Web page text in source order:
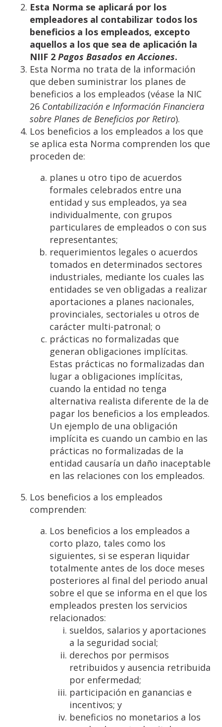
Esta Norma se aplicará por los
empleadores al contabilizar todos los
beneficios a los empleados, excepto
aquellos a los que sea de aplicación la
NIIF 2 Pagos Basados en Acciones.
Esta Norma no trata de la información
que deben suministrar los planes de
beneficios a los empleados (véase la NIC
26 Contabilización e Información Financiera
sobre Planes de Beneficios por Retiro).
Los beneficios a los empleados a los que
se aplica esta Norma comprenden los que
proceden de:
planes u otro tipo de acuerdos
formales celebrados entre una
entidad y sus empleados, ya sea
individualmente, con grupos
particulares de empleados o con sus
representantes;
requerimientos legales o acuerdos
tomados en determinados sectores
industriales, mediante los cuales las
entidades se ven obligadas a realizar
aportaciones a planes nacionales,
provinciales, sectoriales u otros de
carácter multi-patronal; o
prácticas no formalizadas que
generan obligaciones implícitas.
Estas prácticas no formalizadas dan
lugar a obligaciones implícitas,
cuando la entidad no tenga
alternativa realista diferente de la de
pagar los beneficios a los empleados.
Un ejemplo de una obligación
implícita es cuando un cambio en las
prácticas no formalizadas de la
entidad causaría un daño inaceptable
en las relaciones con los empleados.
Los beneficios a los empleados
comprenden:
Los beneficios a los empleados a
corto plazo, tales como los
siguientes, si se esperan liquidar
totalmente antes de los doce meses
posteriores al final del periodo anual
sobre el que se informa en el que los
empleados presten los servicios
relacionados:
sueldos, salarios y aportaciones
a la seguridad social;
derechos por permisos
retribuidos y ausencia retribuida
por enfermedad;
participación en ganancias e
incentivos; y
beneficios no monetarios a los